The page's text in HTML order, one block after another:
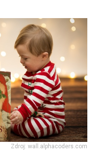
Zdroj: wall.alphacoders.com